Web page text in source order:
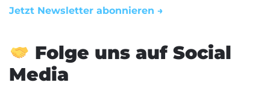
Jetzt Newsletter abonnieren →
Folge uns auf Social
Media